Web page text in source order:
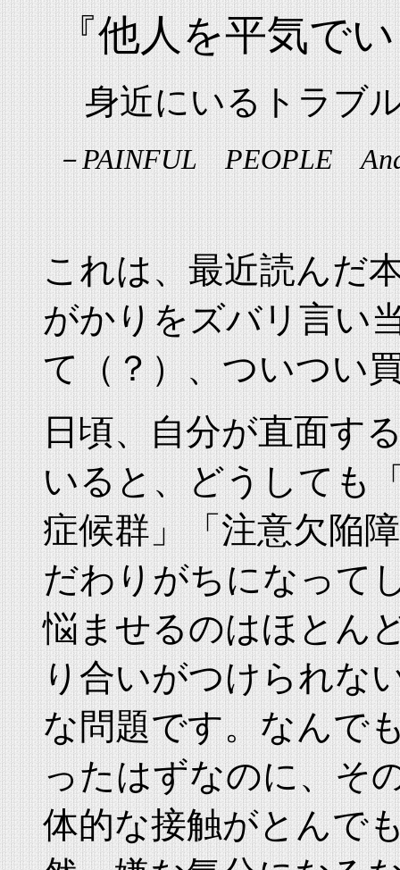
『他人を平気で
身近にいるトラブ
－PAINFUL PEOPLE
これは、最近読んだ
がかりをズバリ言い
て（？）、ついつい
日頃、自分が直面す
いると、どうしても
症候群」「注意欠陥
だわりがちになって
悩ませるのはほとん
り合いがつけられな
な問題です。なんで
ったはずなのに、そ
体的な接触がとんで